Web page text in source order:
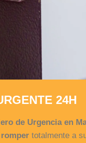
24H
de Urgencia en
totalmente a